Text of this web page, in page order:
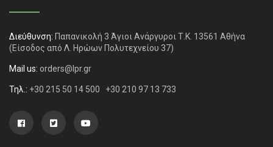
Διεύθυνση: Παπανικολή 3 Άγιοι Ανάργυροι Τ.Κ. 13561 Αθήνα
(Είσοδος από Λ. Ηρώων Πολυτεχνείου 37)
Mail us: orders@lpr.gr
Τηλ.: +30 215 50 14 500 +30 210 97 13 733